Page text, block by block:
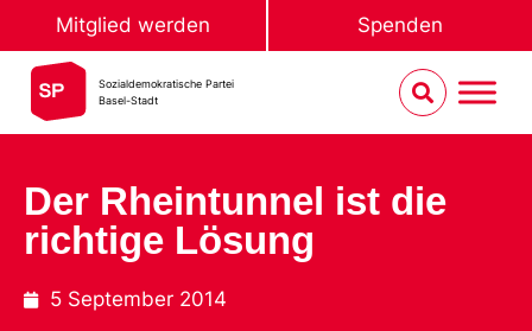
Mitglied werden Spenden
Sozialdemokratische Partei
Basel-Stadt
Der Rheintunnel ist die
richtige Lösung
5 September 2014